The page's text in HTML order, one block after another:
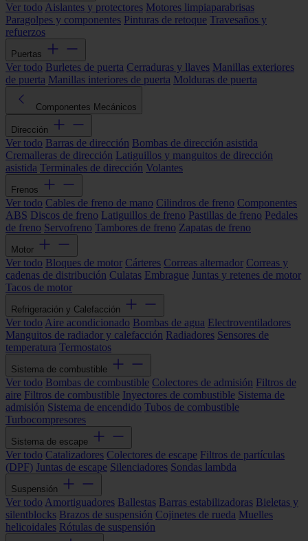
Ver todo Aislantes y protectores Motores limpiaparabrisas
Paragolpes y componentes Pinturas de retoque Travesaños y
refuerzos
Puertas
Ver todo Burletes de puerta Cerraduras y llaves Manillas exteriores
de puerta Manillas interiores de puerta Molduras de puerta
Componentes Mecánicos
Dirección
Ver todo Barras de dirección Bombas de dirección asistida
Cremalleras de dirección Latiguillos y manguitos de dirección
asistida Terminales de dirección Volantes
Frenos
Ver todo Cables de freno de mano Cilindros de freno Componentes
ABS Discos de freno Latiguillos de freno Pastillas de freno Pedales
de freno Servofreno Tambores de freno Zapatas de freno
Motor
Ver todo Bloques de motor Cárteres Correas alternador Correas y
cadenas de distribución Culatas Embrague Juntas y retenes de motor
Tacos de motor
Refrigeración y Calefacción
Ver todo Aire acondicionado Bombas de agua Electroventiladores
Manguitos de radiador y calefacción Radiadores Sensores de
temperatura Termostatos
Sistema de combustible
Ver todo Bombas de combustible Colectores de admisión Filtros de
aire Filtros de combustible Inyectores de combustible Sistema de
admisión Sistema de encendido Tubos de combustible
Turbocompresores
Sistema de escape
Ver todo Catalizadores Colectores de escape Filtros de partículas
(DPF) Juntas de escape Silenciadores Sondas lambda
Suspensión
Ver todo Amortiguadores Ballestas Barras estabilizadoras Bieletas y
silentblocks Brazos de suspensión Cojinetes de rueda Muelles
helicoidales Rótulas de suspensión